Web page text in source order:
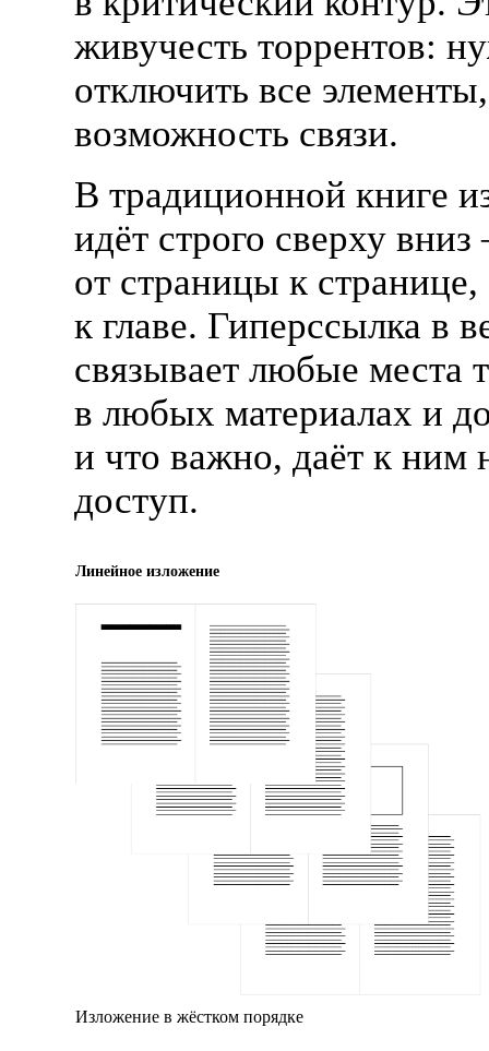
живучесть торрентов:
отключить все
возможность связи.
В традиционной книге
идёт строго сверху
от страницы к странице,
к главе. Гиперссылка в
связывает любые места
в любых материалах и
и что важно, даёт к ним
доступ.
Линейное изложение
Изложение в жёстком порядке